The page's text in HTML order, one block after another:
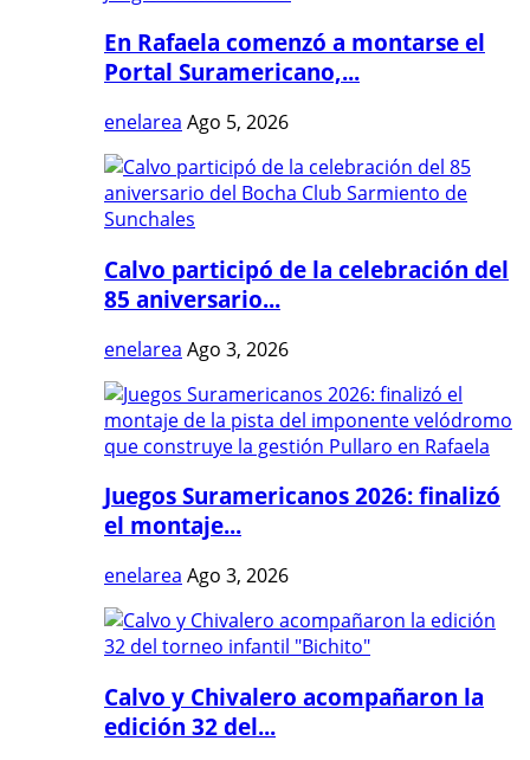
En Rafaela comenzó a montarse el
Portal Suramericano,...
enelarea Ago 5, 2026
Calvo participó de la celebración del
85 aniversario...
enelarea Ago 3, 2026
Juegos Suramericanos 2026: finalizó
el montaje...
enelarea Ago 3, 2026
Calvo y Chivalero acompañaron la
edición 32 del...